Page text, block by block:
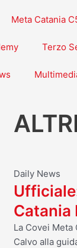
Meta Catania
Terzo
Daily News
Catania
La Covei
Calvo alla